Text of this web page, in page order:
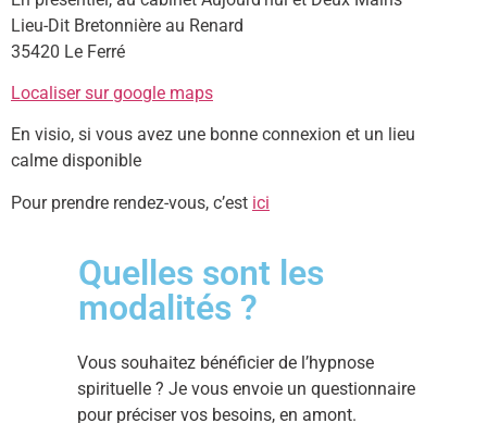
Lieu-Dit Bretonnière au Renard
35420 Le Ferré
Localiser sur google maps
En visio, si vous avez une bonne connexion et un lieu
calme disponible
Pour prendre rendez-vous, c’est ici
Quelles sont les
modalités ?
Vous souhaitez bénéficier de l’hypnose
spirituelle ? Je vous envoie un questionnaire
pour préciser vos besoins, en amont.